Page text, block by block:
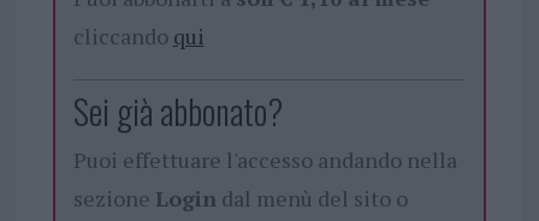
cliccando qui
Sei già abbonato?
Puoi effettuare l'accesso andando nella
sezione Logindal menù del sito o